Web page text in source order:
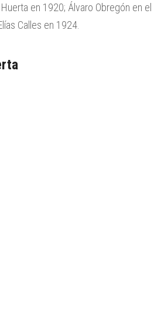
en 1920; Álvaro Obregón en el
Calles en 1924.